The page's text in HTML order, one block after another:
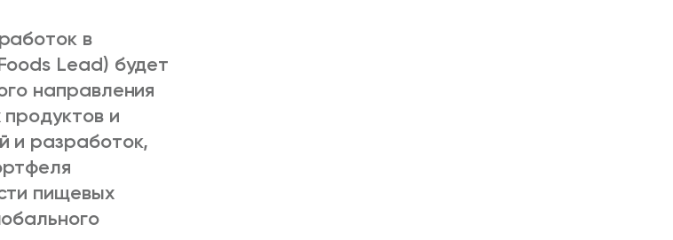
в
Lead) будет
направления
и
и разработок,
пищевых